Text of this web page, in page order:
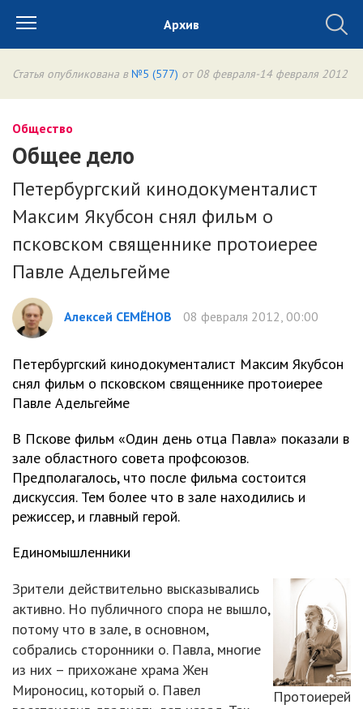
Архив
Статья опубликована в №5 (577) от 08 февраля-14 февраля 2012
Общество
Общее дело
Петербургский кинодокументалист
Максим Якубсон снял фильм о
псковском священнике протоиерее
Павле Адельгейме
Алексей СЕМЁНОВ 08 февраля 2012, 00:00
Петербургский кинодокументалист Максим Якубсон
снял фильм о псковском священнике протоиерее
Павле Адельгейме
В Пскове фильм «Один день отца Павла» показали в
зале областного совета профсоюзов.
Предполагалось, что после фильма состоится
дискуссия. Тем более что в зале находились и
режиссер, и главный герой.
Единомышленники
Протоиерей
Зрители действительно высказывались
активно. Но публичного спора не вышло,
потому что в зале, в основном,
собрались сторонники о. Павла, многие
из них – прихожане храма Жен
Мироносиц, который о. Павел